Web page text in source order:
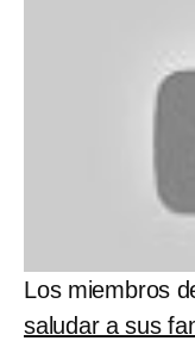
Los miembros
saludar a sus